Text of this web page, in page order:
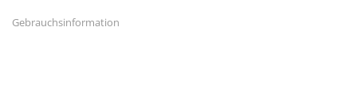
Gebrauchsinformation